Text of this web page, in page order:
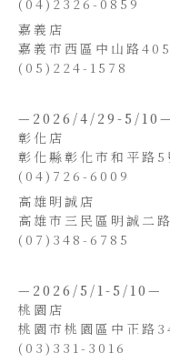
(04)2326-0859
​嘉義店
嘉義市西區中山路
(05)224-1578
—2026/4/29-5/10—
彰化店
彰化縣彰化市和平路5
(04)726-6009
高雄明誠店
高雄市三民區明誠二
(07)348-6785
—2026/5/1-5/10—
桃園店
桃園市桃園區中正路
(03)331-3016